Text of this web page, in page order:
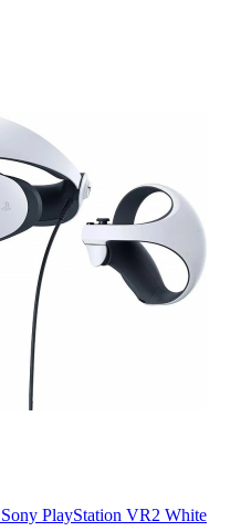
PlayStation VR2 White